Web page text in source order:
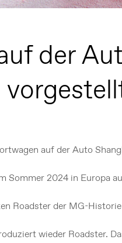
der
auf der Auto
Sommer 2024 in Europa
Roadster der MG-Historie
wieder Roadster.